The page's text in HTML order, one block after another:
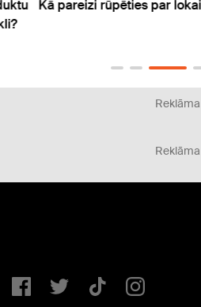
Kā pareizi rūpēties par
Reklāma
Reklāma